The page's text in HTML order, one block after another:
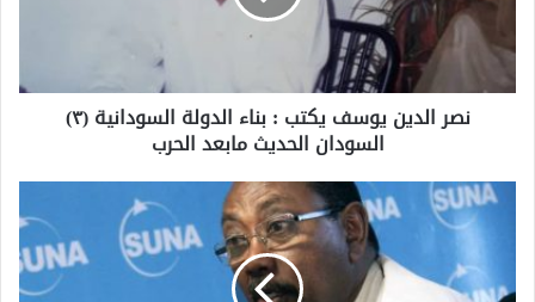
نصر الدين يوسف يكتب : بناء الدولة السودانية (٣)
السودان الحديث مابعد الحرب